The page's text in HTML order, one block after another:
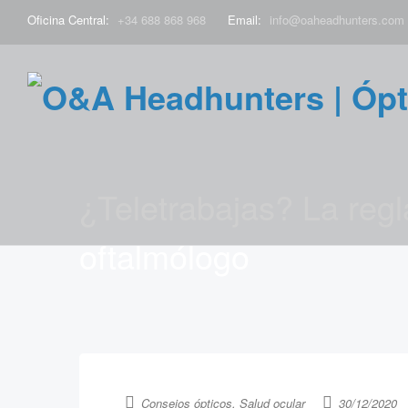
Oficina Central: +34 688 868 968 Email: info@oaheadhunters.com
¿Teletrabajas? La
oftalmólogo
Consejos ópticos, Salud ocular 30/12/2020